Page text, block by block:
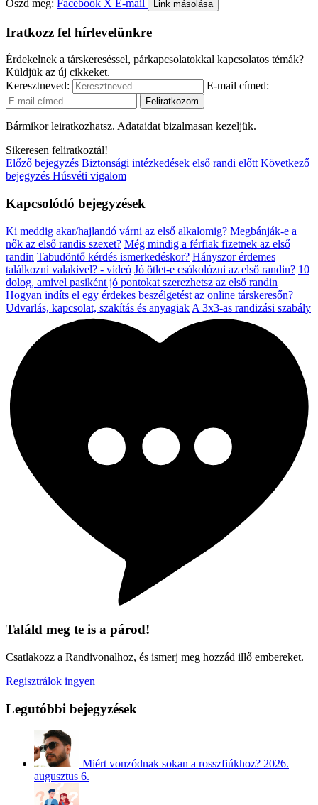
Oszd meg: Facebook X E-mail Link másolása
Iratkozz fel hírlevelünkre
Érdekelnek a társkereséssel, párkapcsolatokkal kapcsolatos témák?
Küldjük az új cikkeket.
Keresztneved:
E-mail címed:
Bármikor leiratkozhatsz. Adataidat bizalmasan kezeljük.
Sikeresen feliratkoztál!
Előző bejegyzés Biztonsági intézkedések első randi előtt Következő
bejegyzés Húsvéti vigalom
Kapcsolódó bejegyzések
Ki meddig akar/hajlandó várni az első alkalomig? Megbánják-e a
nők az első randis szexet? Még mindig a férfiak fizetnek az első
randin Tabudöntő kérdés ismerkedéskor? Hányszor érdemes
találkozni valakivel? - videó Jó ötlet-e csókolózni az első randin? 10
dolog, amivel pasiként jó pontokat szerezhetsz az első randin
Hogyan indíts el egy érdekes beszélgetést az online társkeresőn?
Udvarlás, kapcsolat, szakítás és anyagiak A 3x3-as randizási szabály
Találd meg te is a párod!
Csatlakozz a Randivonalhoz, és ismerj meg hozzád illő embereket.
Regisztrálok ingyen
Legutóbbi bejegyzések
Miért vonzódnak sokan a rosszfiúkhoz? 2026.
augusztus 6.